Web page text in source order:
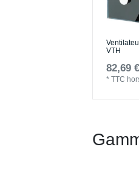
VTH
82,69
*TTC